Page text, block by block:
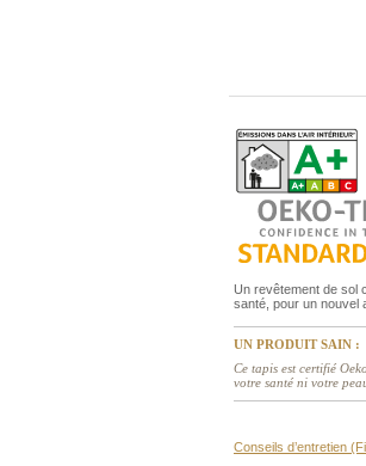
Un revêtement de sol
santé, pour un nouvel
UN PRODUIT SAIN :
Ce tapis est certifié
votre santé ni votre
Conseils d’entretien